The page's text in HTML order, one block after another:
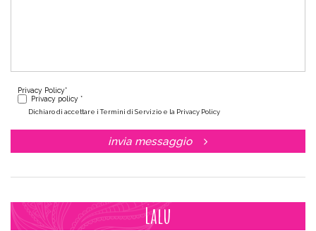
Privacy Policy*
Privacy policy *
Dichiaro di accettare i Termini di Servizio e la Privacy Policy
invia messaggio
Lalu